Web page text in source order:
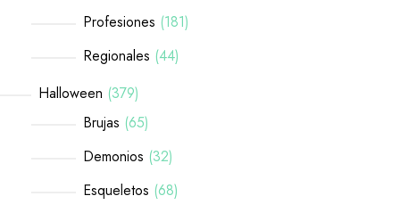
Profesiones 181
Regionales 44
Halloween 379
Brujas 65
Demonios 32
Esqueletos 68